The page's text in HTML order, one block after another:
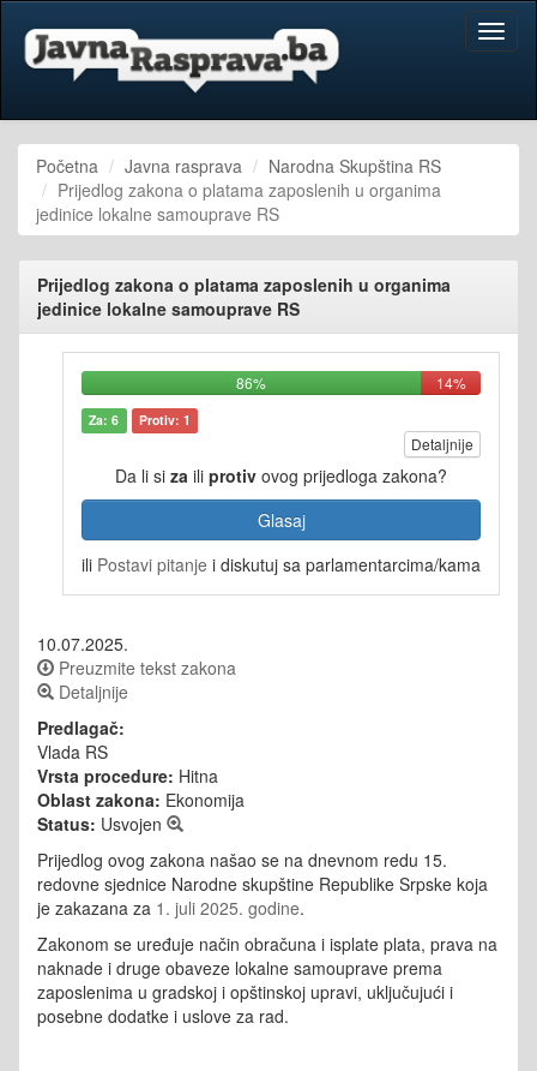
Početna Javna rasprava
Narodna Skupština RS
Prijedlog zakona o platama zaposlenih u organima
jedinice lokalne samouprave RS
Prijedlog zakona o platama zaposlenih u organima
jedinice lokalne samouprave RS
86% 14%
Za: 6 Protiv: 1
Detaljnije
Da li si za ili protiv ovog prijedloga zakona?
Glasaj
ili Postavi pitanje i diskutuj sa parlamentarcima/kama
10.07.2025.
Preuzmite tekst zakona
Detaljnije
Predlagač:
Vlada RS
Vrsta procedure: Hitna
Oblast zakona: Ekonomija
Status: Usvojen
Prijedlog ovog zakona našao se na dnevnom redu 15.
redovne sjednice Narodne skupštine Republike Srpske koja
je zakazana za 1. juli 2025. godine.
Zakonom se uređuje način obračuna i isplate plata, prava na
naknade i druge obaveze lokalne samouprave prema
zaposlenima u gradskoj i opštinskoj upravi, uključujući i
posebne dodatke i uslove za rad.